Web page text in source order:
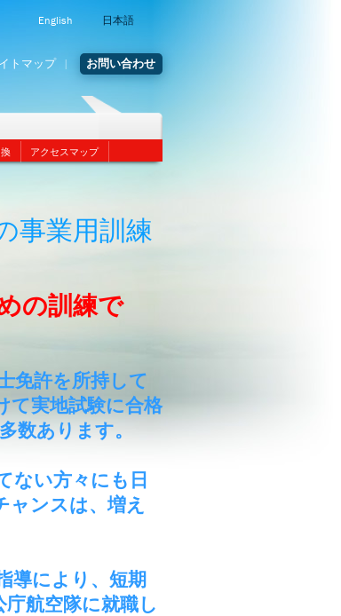
English 日本語
トマップ お問い合わせ
アクセスマップ
事業用訓練
の訓練で
免許を所持して
て実地試験に合格
数あります。
ない方々にも日
ャンスは、増え
導により、短期
航空隊に就職し